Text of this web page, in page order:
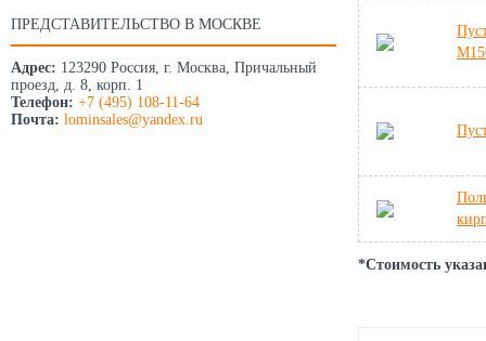
*Стоимость
ПРЕДСТАВИТЕЛЬСТВО В МОСКВЕ
Адрес: 123290 Россия, г. Москва, Причальный
проезд, д. 8, корп. 1
Телефон: +7 (495) 108-11-64
Почта: lominsales@yandex.ru